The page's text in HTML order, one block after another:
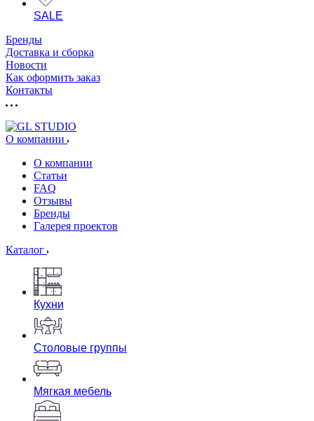
SALE
Бренды
Доставка и сборка
Новости
Как оформить заказ
Контакты
О компании
О компании
Статьи
FAQ
Отзывы
Бренды
Галерея проектов
Каталог
Кухни
Столовые группы
Мягкая мебель